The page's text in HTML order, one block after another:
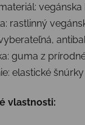
rastlinný
guma z
elastické
vlastnosti: